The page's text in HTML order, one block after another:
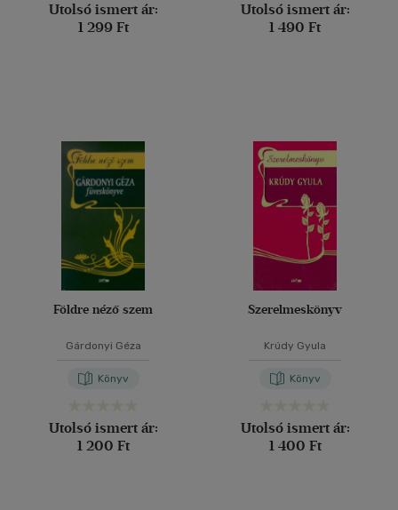
Utolsó ismert ár:
1 299 Ft
Utolsó ismert ár:
1 490 Ft
Földre néző szem
Gárdonyi Géza
Könyv
Utolsó ismert ár:
1 200 Ft
Szerelmeskönyv
Krúdy Gyula
Könyv
Utolsó ismert ár:
1 400 Ft